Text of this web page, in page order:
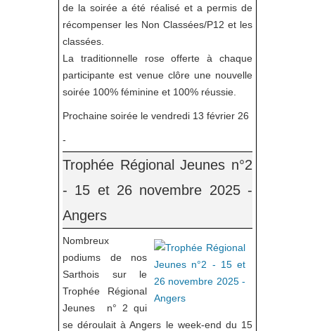
de la soirée a été réalisé et a permis de
récompenser les Non Classées/P12 et les
classées.
La traditionnelle rose offerte à chaque
participante est venue clôre une nouvelle
soirée 100% féminine et 100% réussie.
Prochaine soirée le vendredi 13 février 26
-
Trophée Régional Jeunes n°2
- 15 et 26 novembre 2025 -
Angers
Nombreux
podiums de nos
Sarthois sur le
Trophée Régional
Jeunes n° 2 qui
se déroulait à Angers le week-end du 15